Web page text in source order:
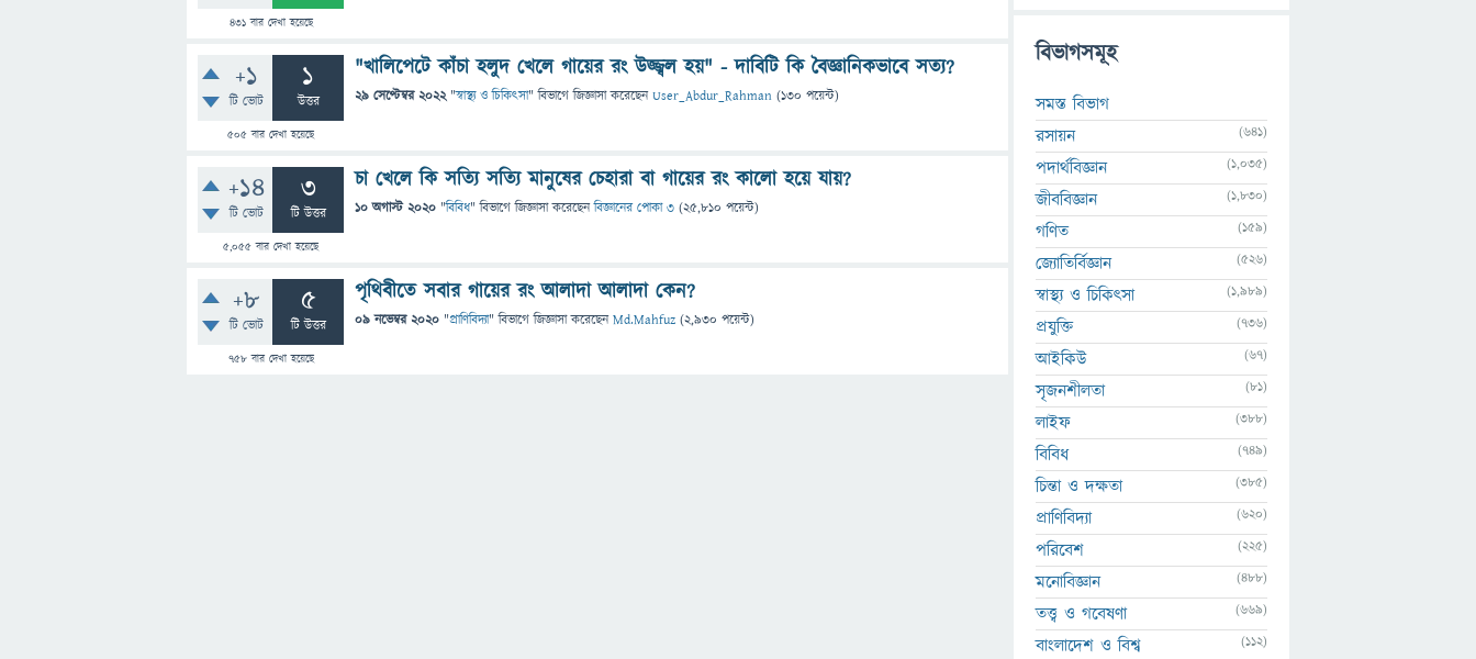
431বার দেখা হয়েছে
+1
টি ভোট
1
উত্তর
505 বার দেখা হয়েছে
"খালিপেটে কাঁচা হলুদ খেলে গায়ের রং উজ্জ্বল হয়" - দাবিটি কি বৈজ্ঞানিকভাবে সত্য?
29 সেপ্টেম্বর 2022 "স্বাস্থ্য ও চিকিৎসা" বিভাগে জিজ্ঞাসাকরেছেনUser_Abdur_Rahman (130 পয়েন্ট)
+14
টি ভোট
3
টি উত্তর
5,055 বার দেখা হয়েছে
চা খেলে কি সত্যি সত্যি মানুষের চেহারা বা গায়ের রং কালো হয়ে যায়?
10 অগাস্ট 2020 "বিবিধ" বিভাগে জিজ্ঞাসাকরেছেনবিজ্ঞানের পোকা ৩ (25,810 পয়েন্ট)
+8
টি ভোট
5
টি উত্তর
758বার দেখা হয়েছে
পৃথিবীতে সবার গায়ের রং আলাদা আলাদা কেন?
09 নভেম্বর 2020 "প্রাণিবিদ্যা" বিভাগে জিজ্ঞাসাকরেছেনMd.Mahfuz (2,930 পয়েন্ট)
বিভাগসমূহ
সমস্ত বিভাগ
রসায়ন
(641)
পদার্থবিজ্ঞান (1,035)
জীববিজ্ঞান (1,830)
গণিত (159)
জ্যোতির্বিজ্ঞান (526)
স্বাস্থ্য ও চিকিৎসা (1,989)
প্রযুক্তি (736)
আইকিউ (67)
সৃজনশীলতা (81)
লাইফ (388)
বিবিধ (749)
চিন্তা ও দক্ষতা (385)
প্রাণিবিদ্যা (620)
পরিবেশ (225)
মনোবিজ্ঞান (488)
তত্ত্ব ও গবেষণা (669)
বাংলাদেশ ও বিশ্ব (112)